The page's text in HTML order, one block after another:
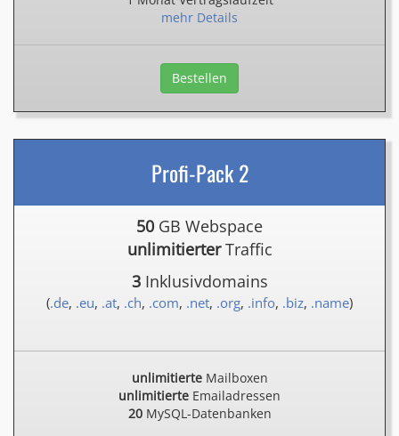
mehr Details
Bestellen
Profi-Pack 2
50 GB Webspace
unlimitierterTraffic
3Inklusivdomains
(.de, .eu, .at, .ch, .com, .net, .org, .info, .biz, .name)
unlimitierteMailboxen
unlimitierte Emailadressen
20MySQL-Datenbanken